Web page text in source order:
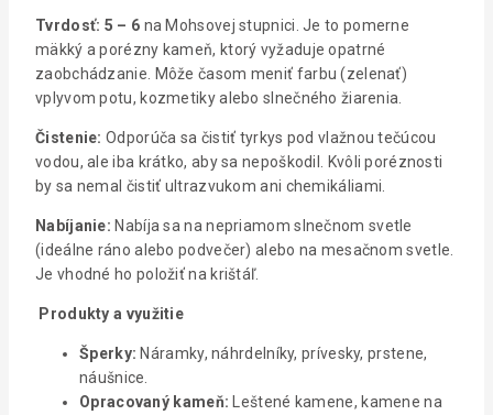
Tvrdosť: 5 – 6 na Mohsovej stupnici. Je to pomerne
mäkký a porézny kameň, ktorý vyžaduje opatrné
zaobchádzanie. Môže časom meniť farbu (zelenať)
vplyvom potu, kozmetiky alebo slnečného žiarenia.
Čistenie: Odporúča sa čistiť tyrkys pod vlažnou tečúcou
vodou, ale iba krátko, aby sa nepoškodil. Kvôli poréznosti
by sa nemal čistiť ultrazvukom ani chemikáliami.
Nabíjanie: Nabíja sa na nepriamom slnečnom svetle
(ideálne ráno alebo podvečer) alebo na mesačnom svetle.
Je vhodné ho položiť na krištáľ.
Produkty a využitie
Šperky: Náramky, náhrdelníky, prívesky, prstene,
náušnice.
Opracovaný kameň: Leštené kamene, kamene na